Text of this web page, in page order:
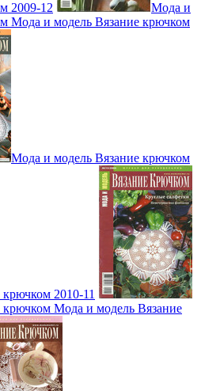
2009-12
Мода и
Мода и модель Вязание крючком
Мода и модель Вязание крючком
2010-11
Мода и модель Вязание